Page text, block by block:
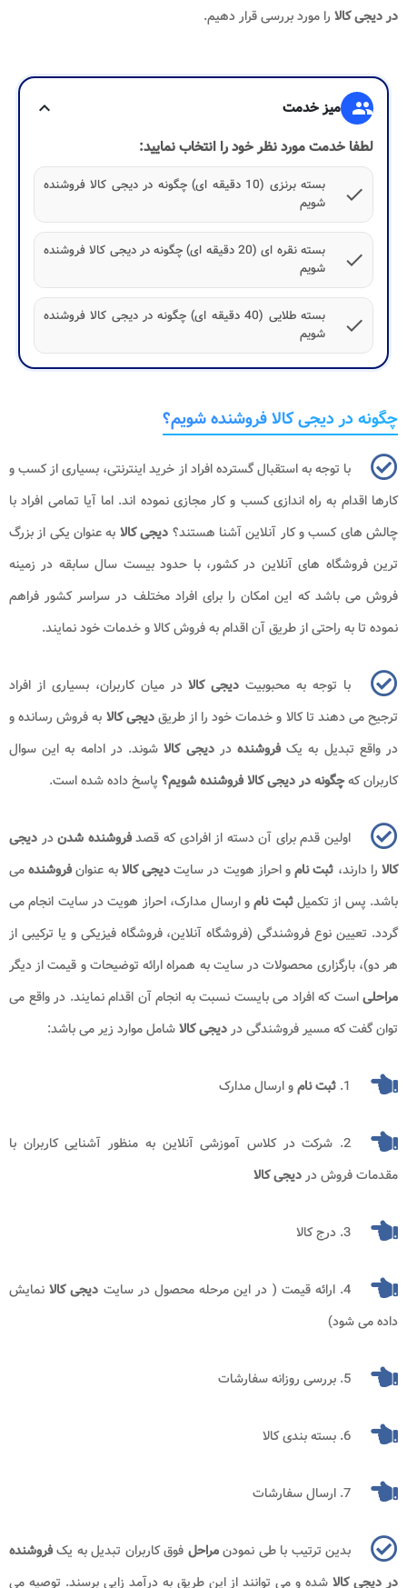
در دیجی کالا را مورد بررسی قرار دهیم.
group میز خدمت
expand_more
لطفا خدمت مورد نظر خود را انتخاب نمایید:
check
بسته برنزی (10 دقیقه ای) چگونه در دیجی کالا فروشنده
شویم
check
بسته نقره ای (20 دقیقه ای) چگونه در دیجی کالا فروشنده
شویم
check
بسته طلایی (40 دقیقه ای) چگونه در دیجی کالا فروشنده
شویم
چگونه در دیجی کالا فروشنده شویم؟
با توجه به استقبال گسترده افراد از خرید اینترنتی، بسیاری از کسب و
کارها اقدام به راه اندازی کسب و کار مجازی نموده اند. اما آیا تمامی افراد با
چالش های کسب و کار آنلاین آشنا هستند؟ دیجی کالا به عنوان یکی از بزرگ
ترین فروشگاه های آنلاین در کشور، با حدود بیست سال سابقه در زمینه
فروش می باشد که این امکان را برای افراد مختلف در سراسر کشور فراهم
نموده تا به راحتی از طریق آن اقدام به فروش کالا و خدمات خود نمایند.
با توجه به محبوبیت دیجی کالادر میان کاربران، بسیاری از افراد
ترجیح می دهند تا کالا و خدمات خود را از طریقدیجی کالا به فروش رسانده و
در واقع تبدیل به یکفروشندهدر دیجی کالاشوند. در ادامه به این سوال
کاربران کهچگونه در دیجی کالا فروشنده شویم؟ پاسخ داده شده است.
اولین قدم برای آن دسته از افرادی که قصدفروشنده شدندر دیجی
کالا را دارند، ثبت نامو احراز هویت در سایتدیجی کالابه عنوانفروشندهمی
باشد. پس از تکمیلثبت نامو ارسال مدارک، احراز هویت در سایت انجام می
گردد. تعیین نوع فروشندگی (فروشگاه آنلاین، فروشگاه فیزیکی و یا ترکیبی از
هر دو)، بارگزاری محصولات در سایت به همراه ارائه توضیحات و قیمت از دیگر
مراحلیاست که افراد می بایست نسبت به انجام آن اقدام نمایند. در واقع می
توان گفت که مسیر فروشندگی دردیجی کالاشامل موارد زیر می باشد:
1. ثبت نامو ارسال مدارک
2. شرکت در کلاس آموزشی آنلاین به منظور آشنایی کاربران با
مقدمات فروش دردیجی کالا
3. درج کالا
4. ارائه قیمت ( در این مرحله محصول در سایت دیجی کالانمایش
داده می شود)
5. بررسی روزانه سفارشات
6. بسته بندی کالا
7. ارسال سفارشات
بدین ترتیب با طی نمودنمراحل فوق کاربران تبدیل به یکفروشنده
در دیجی کالاشده و می توانند از این طریق به درآمد زایی برسند. توصیه می